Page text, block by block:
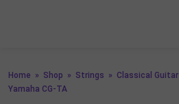
Home » Shop » Strings » Classical Guitar
Yamaha CG-TA